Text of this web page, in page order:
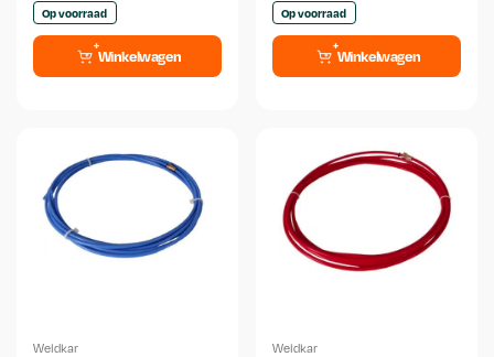
Op voorraad
Winkelwagen
Op voorraad
Winkelwagen
Weldkar Weldkar